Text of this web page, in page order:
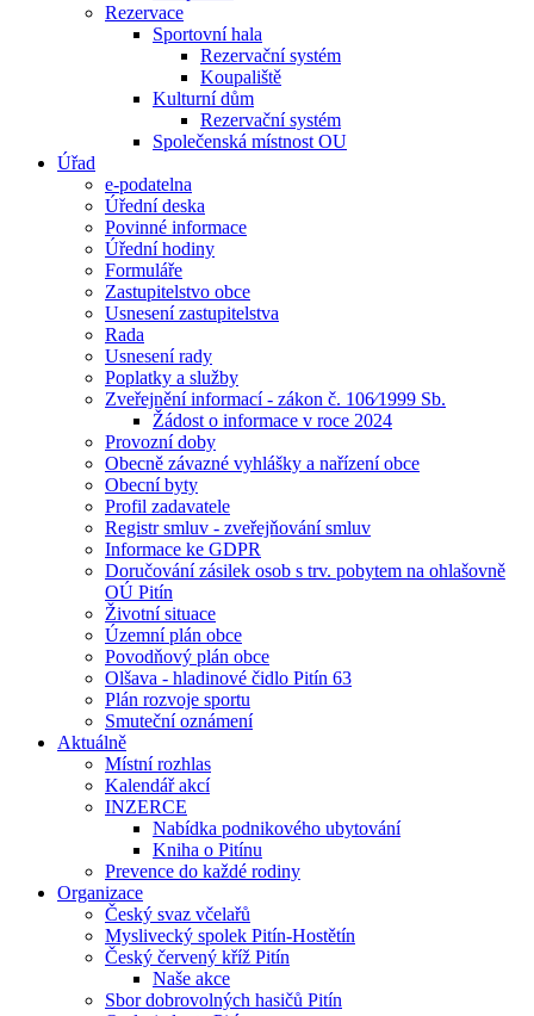
Rezervace
Sportovní hala
Rezervační systém
Koupaliště
Kulturní dům
Rezervační systém
Společenská místnost OU
Úřad
e-podatelna
Úřední deska
Povinné informace
Úřední hodiny
Formuláře
Zastupitelstvo obce
Usnesení zastupitelstva
Rada
Usnesení rady
Poplatky a služby
Zveřejnění informací - zákon č. 106⁄1999 Sb.
Žádost o informace v roce 2024
Provozní doby
Obecně závazné vyhlášky a nařízení obce
Obecní byty
Profil zadavatele
Registr smluv - zveřejňování smluv
Informace ke GDPR
Doručování zásilek osob s trv. pobytem na ohlašovně
OÚ Pitín
Životní situace
Územní plán obce
Povodňový plán obce
Olšava - hladinové čidlo Pitín 63
Plán rozvoje sportu
Smuteční oznámení
Aktuálně
Místní rozhlas
Kalendář akcí
INZERCE
Nabídka podnikového ubytování
Kniha o Pitínu
Prevence do každé rodiny
Organizace
Český svaz včelařů
Myslivecký spolek Pitín-Hostětín
Český červený kříž Pitín
Naše akce
Sbor dobrovolných hasičů Pitín